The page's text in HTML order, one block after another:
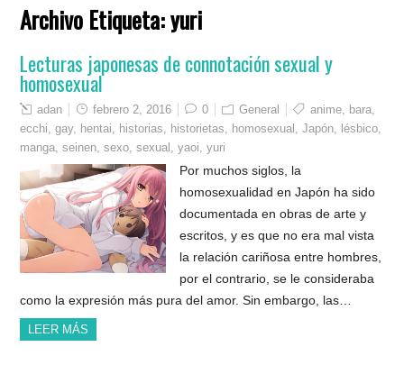
Archivo Etiqueta:yuri
Lecturas japonesas de connotación sexual y
homosexual
adan febrero 2, 2016 0 General anime bara
ecchi ,gay, hentai historias historietas homosexual ,Japón lésbico
manga ,seinen ,sexo ,sexual ,yaoi ,yuri
Por muchos siglos, la
homosexualidad en Japón ha sido
documentada en obras de arte y
escritos, y es que no era mal vista
la relación cariñosa entre hombres,
por el contrario, se le consideraba
como la expresión más pura del amor. Sin embargo, las…
LEER MÁS